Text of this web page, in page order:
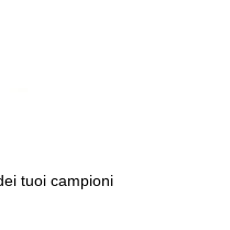
tuoi campioni